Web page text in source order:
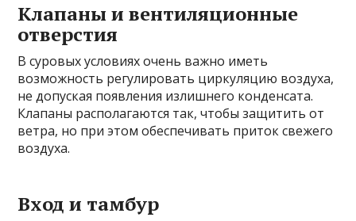
Клапаны и вентиляционные
отверстия
В суровых условиях очень важно иметь
возможность регулировать циркуляцию воздуха,
не допуская появления излишнего конденсата.
Клапаны располагаются так, чтобы защитить от
ветра, но при этом обеспечивать приток свежего
воздуха.
Вход и тамбур